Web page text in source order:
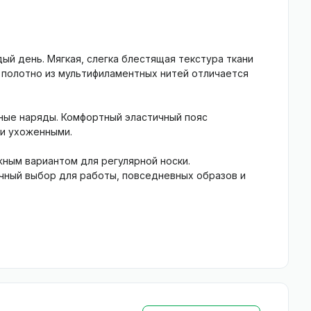
день. Мягкая, слегка блестящая текстура ткани
из мультифиламентных нитей отличается
наряды. Комфортный эластичный пояс
ухоженными.
вариантом для регулярной носки.
выбор для работы, повседневных образов и